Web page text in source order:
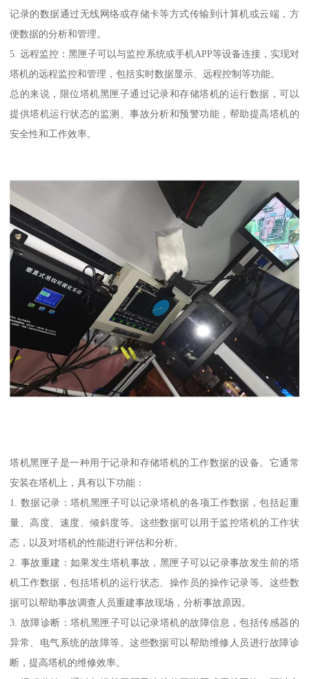
记录的数据通过无线网络或存储卡等方式传输到计算机或云端，方
便数据的分析和管理。
5. 远程监控：黑匣子可以与监控系统或手机APP等设备连接，实现对
塔机的远程监控和管理，包括实时数据显示、远程控制等功能。
总的来说，限位塔机黑匣子通过记录和存储塔机的运行数据，可以
提供塔机运行状态的监测、事故分析和预警功能，帮助提高塔机的
安全性和工作效率。
塔机黑匣子是一种用于记录和存储塔机的工作数据的设备。它通常
安装在塔机上，具有以下功能：
1. 数据记录：塔机黑匣子可以记录塔机的各项工作数据，包括起重
量、高度、速度、倾斜度等。这些数据可以用于监控塔机的工作状
态，以及对塔机的性能进行评估和分析。
2. 事故重建：如果发生塔机事故，黑匣子可以记录事故发生前的塔
机工作数据，包括塔机的运行状态、操作员的操作记录等。这些数
据可以帮助事故调查人员重建事故现场，分析事故原因。
3. 故障诊断：塔机黑匣子可以记录塔机的故障信息，包括传感器的
异常、电气系统的故障等。这些数据可以帮助维修人员进行故障诊
断，提高塔机的维修效率。